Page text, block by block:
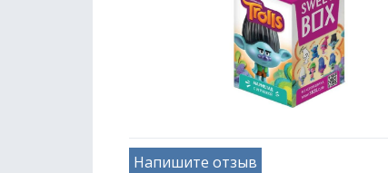
Напишите отзыв